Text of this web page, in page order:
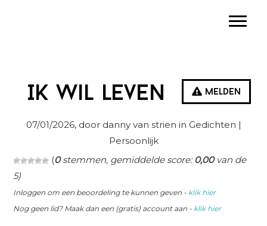
Melden
Ik wil leven
07/01/2026, door danny van strien in Gedichten |
Persoonlijk
(0stemmen, gemiddelde score:0,00van de
5)
Inloggen om een beoordeling te kunnen geven - klik hier
Nog geen lid? Maak dan een (gratis) account aan - klik hier